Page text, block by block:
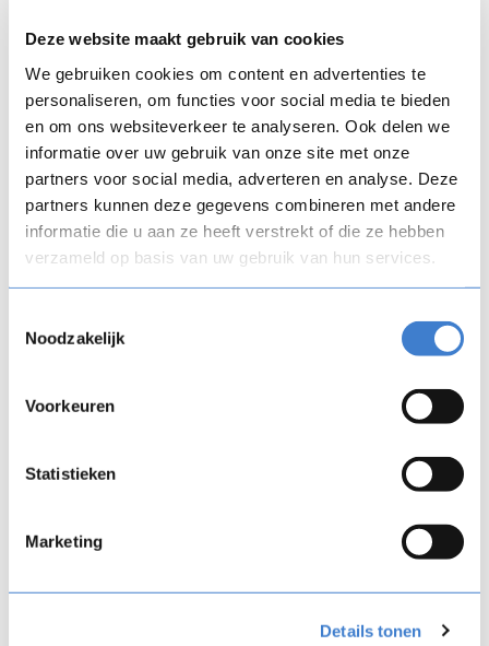
Deze website maakt gebruik van cookies
We gebruiken cookies om content en advertenties te
personaliseren, om functies voor social media te bieden
en om ons websiteverkeer te analyseren. Ook delen we
informatie over uw gebruik van onze site met onze
partners voor social media, adverteren en analyse. Deze
partners kunnen deze gegevens combineren met andere
informatie die u aan ze heeft verstrekt of die ze hebben
verzameld op basis van uw gebruik van hun services.
Noodzakelijk
Voorkeuren
Statistieken
Marketing
Details tonen
In der ersten Phase geht es darum, den Bedarf und
die Prioritäten für das Out of Home Team zu
erfassen. Was benötigt das Team, um die Dinge
effizienter anzugehen, wenn das Gastgewerbe
wieder öffnet? Wo liegen die Prioritäten in den
ersten Monaten nach der Wiedereröffnung? Und
wo auf längere Sicht?
Als das geklärt war, konnte Alken-Maes mit der
Ausarbeitung eines Lehrwegs für ihre
beginnen. Modulare Lehrwege in einer integrierten
spielerische Elemente, Videos usw., und das alles in
Um einen solchen Lehrweg aufzubauen, braucht
Personalmitglieder zu „Subject Matter Experts“,